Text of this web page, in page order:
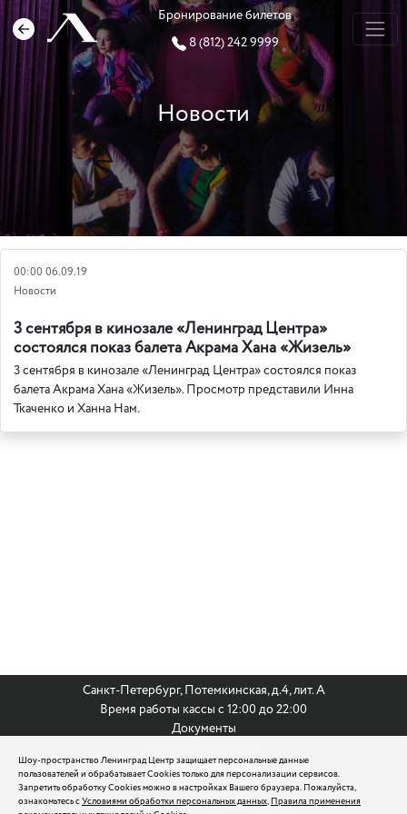
Шоу-пространство Ленинград Центр защищает персональные данные
пользователей и обрабатывает Cookies только для персонализации сервисов.
Запретить обработку Cookies можно в настройках Вашего браузера. Пожалуйста,
ознакомьтесь сУсловиями обработки персональных данных,Правила применения
Бронирование билетов
8 (812) 242 9999
Новости
00:00 06.09.19
Новости
3 сентября в кинозале «Ленинград Центра»
состоялся показ балета Акрама Хана «Жизель»
3 сентября в кинозале «Ленинград Центра» состоялся показ
балета Акрама Хана «Жизель». Просмотр представили Инна
Ткаченко и Ханна Нам.
Санкт-Петербург, Потемкинская, д.4, лит. А
Время работы кассы с 12:00 до 22:00
Документы
По всем вопросам:
8 (812) 242 9999
reservation@leningradcenter.ru